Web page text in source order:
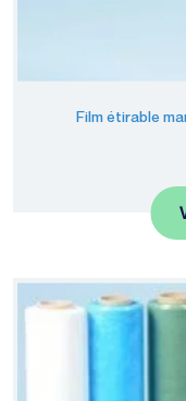
Film étirable